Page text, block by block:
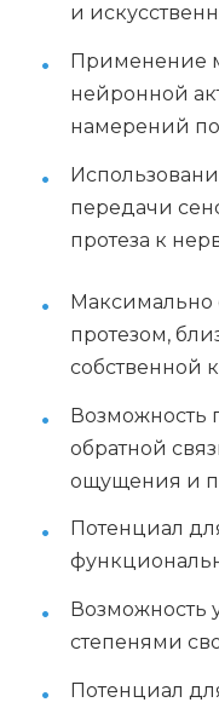
и
Применение
нейронной
намерений
передачи
протеза к
Максимально
протезом,
собственной
Возможность
обратной
ощущения и
Потенциал
Возможность
степенями
Потенциал